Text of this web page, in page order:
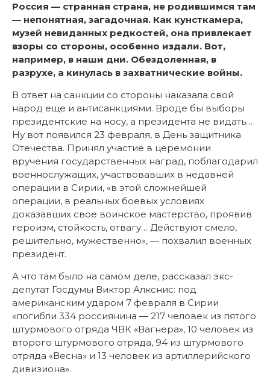
Россия — странная страна, не родившимся там
— непонятная, загадочная. Как кунсткамера,
музей невиданных редкостей, она привлекает
взоры со стороны, особенно издали. Вот,
например, в наши дни. Обездоленная, в
разрухе, а кинулась в захватнические войны.
В ответ на санкции со стороны наказала свой
народ еще и антисанкциями. Вроде бы выборы
президентские на носу, а президента не видать…
Ну вот появился 23 февраля, в День защитника
Отечества. Принял участие в церемонии
вручения государственных наград, поблагодарил
военнослужащих, участвовавших в недавней
операции в Сирии, «в этой сложнейшей
операции, в реальных боевых условиях
доказавших свое воинское мастерство, проявив
героизм, стойкость, отвагу… Действуют смело,
решительно, мужественно», — похвалил военных
президент.
А что там было на самом деле, рассказал экс-
депутат Госдумы Виктор Алкснис: под
американским ударом 7 февраля в Сирии
«погибли 334 россиянина — 217 человек из пятого
штурмового отряда ЧВК «Вагнера», 10 человек из
второго штурмового отряда, 94 из штурмового
отряда «Весна» и 13 человек из артиллерийского
дивизиона».